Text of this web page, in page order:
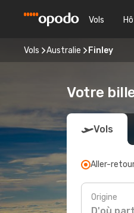
Vols
Vols Australie Finley
Votre
Vols
Aller-
Origine